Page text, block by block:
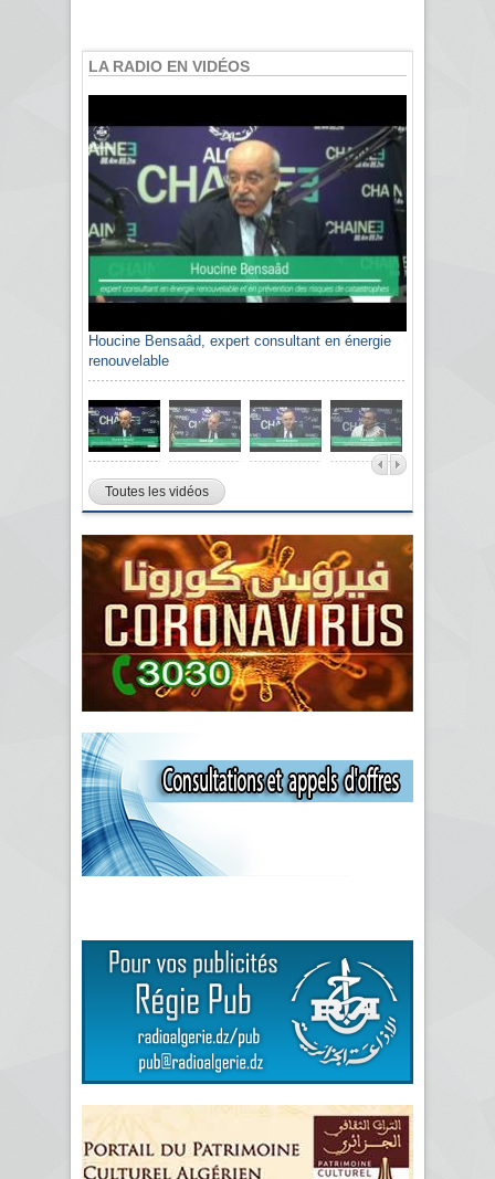
LA RADIO EN VIDÉOS
Houcine Bensaâd, expert consultant en énergie
renouvelable
Toutes les vidéos